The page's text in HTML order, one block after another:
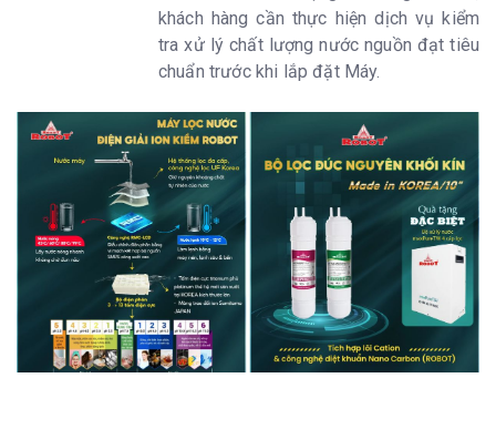
khách hàng cần thực hiện dịch vụ kiểm
tra xử lý chất lượng nước nguồn đạt tiêu
chuẩn trước khi lắp đặt Máy.